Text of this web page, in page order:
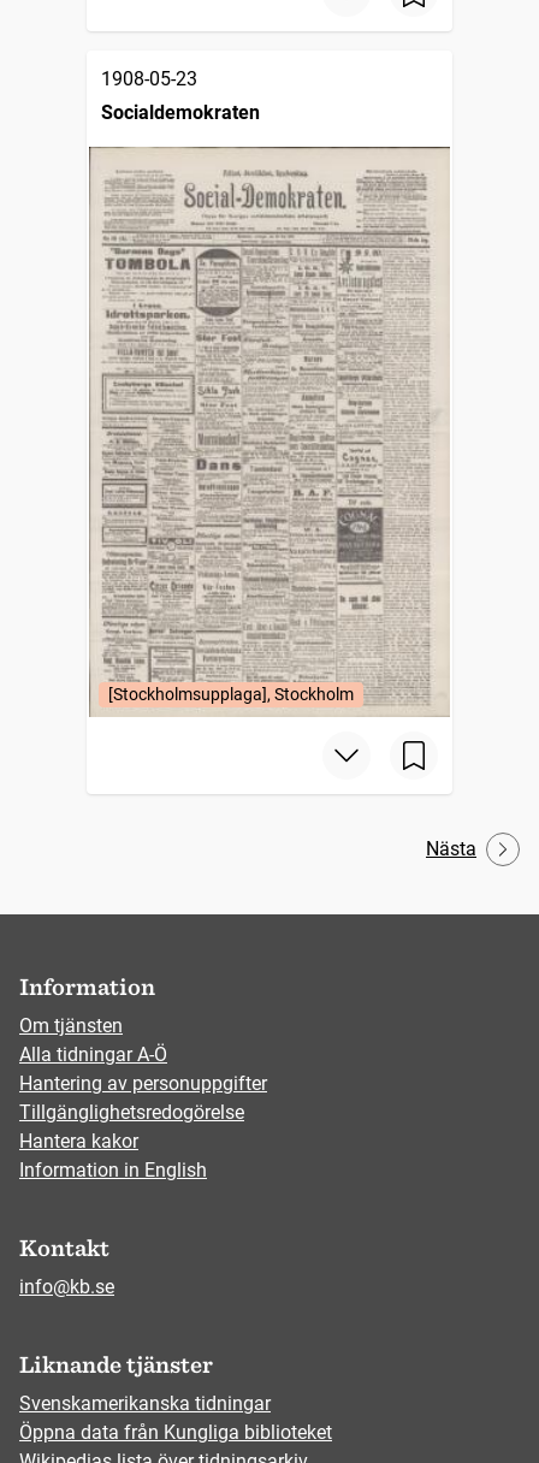
1908-05-23
Socialdemokraten
[Stockholmsupplaga], Stockholm
Nästa
Information
Om tjänsten
Alla tidningar A-Ö
Hantering av personuppgifter
Tillgänglighetsredogörelse
Hantera kakor
Information in English
Kontakt
info@kb.se
Liknande tjänster
Svenskamerikanska tidningar
Öppna data från Kungliga biblioteket